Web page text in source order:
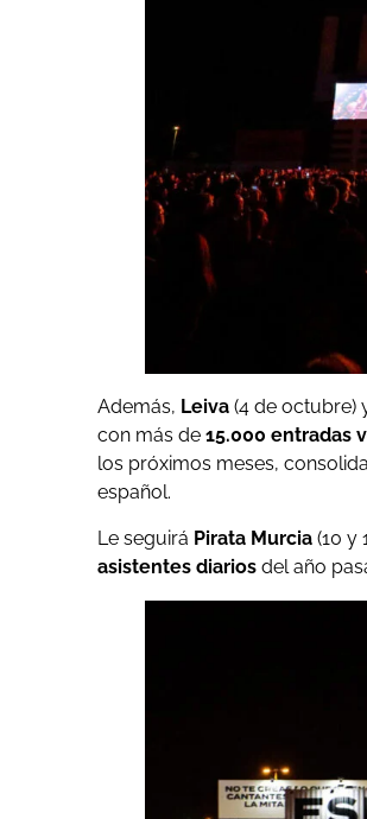
Además, Leiva (4 de octubre)
con más de 15.000 entradas
los próximos meses,
español.
Le seguirá Pirata Murcia (10 y
asistentes diarios del año